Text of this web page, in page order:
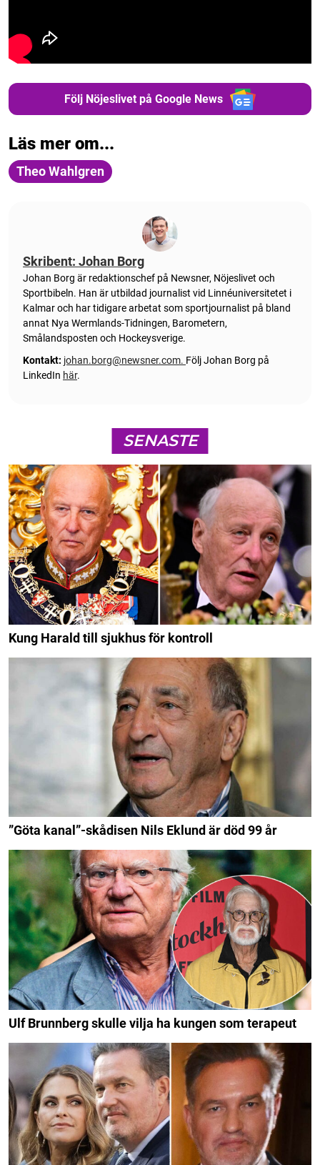
Följ Nöjeslivet på Google News
Läs mer om...
Theo Wahlgren
Skribent: Johan Borg
Johan Borg är redaktionschef på Newsner, Nöjeslivet och
Sportbibeln. Han är utbildad journalist vid Linnéuniversitetet i
Kalmar och har tidigare arbetat som sportjournalist på bland
annat Nya Wermlands-Tidningen, Barometern,
Smålandsposten och Hockeysverige.
Kontakt: johan.borg@newsner.com. Följ Johan Borg på
LinkedIn här.
SENASTE
Kung Harald till sjukhus för kontroll
”Göta kanal”-skådisen Nils Eklund är död 99 år
Ulf Brunnberg skulle vilja ha kungen som terapeut